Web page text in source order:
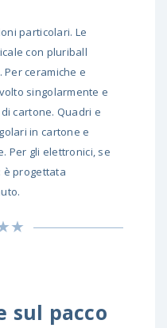
particolari. Le
con pluriball
ceramiche e
singolarmente e
cartone. Quadri e
in cartone e
Per gli elettronici, se
è progettata
sul pacco